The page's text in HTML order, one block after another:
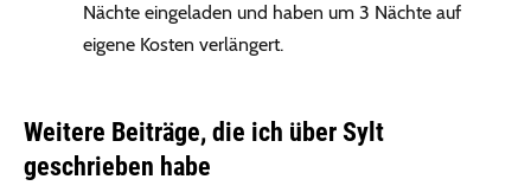
Nächte eingeladen und haben um 3 Nächte auf
eigene Kosten verlängert.
Weitere Beiträge, die ich über Sylt
geschrieben habe